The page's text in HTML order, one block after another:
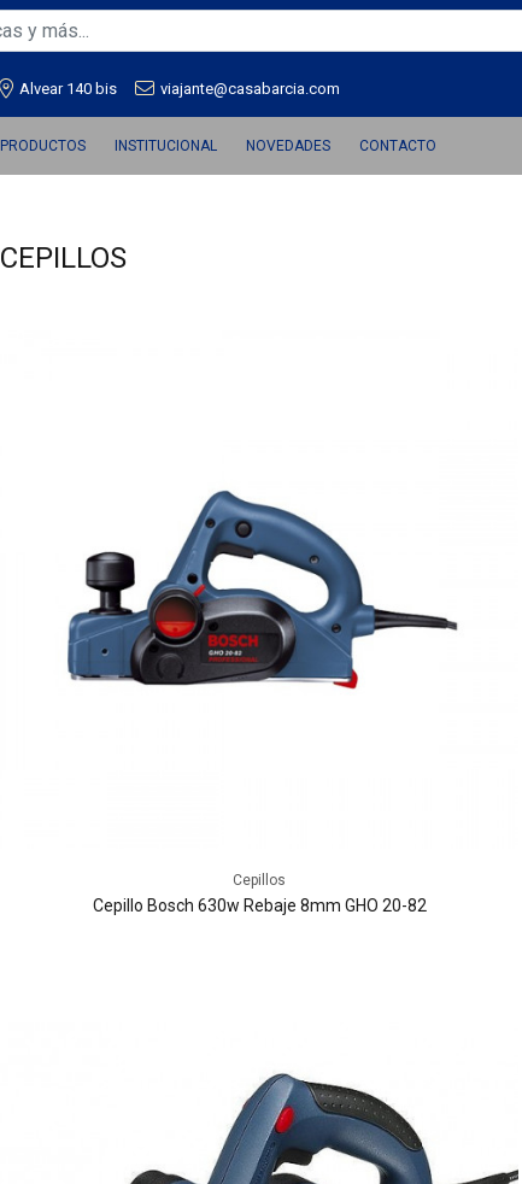
Alvear 140 bis viajante@casabarcia.com
PRODUCTOS INSTITUCIONAL NOVEDADES CONTACTO
CEPILLOS
Cepillos
Cepillo Bosch 630w Rebaje 8mm GHO 20-82